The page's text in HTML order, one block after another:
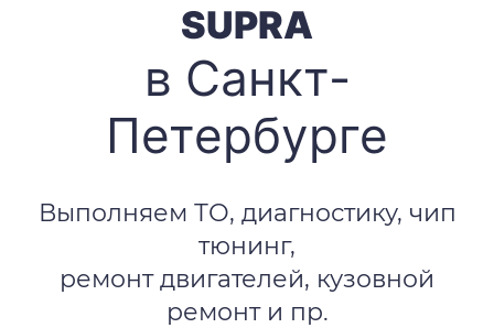
SUPRA
в Санкт-
Петербурге
Выполняем ТО, диагностику, чип
тюнинг,
ремонт двигателей, кузовной
ремонт и пр.